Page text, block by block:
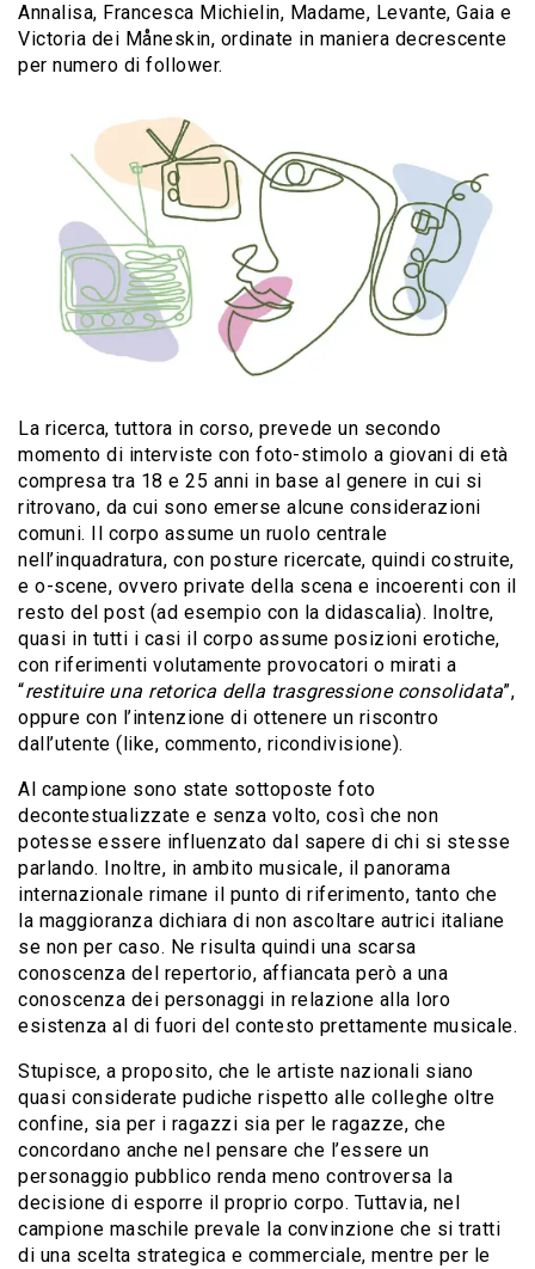
Annalisa, Francesca Michielin, Madame, Levante, Gaia e
Victoria dei Måneskin, ordinate in maniera decrescente
per numero di follower.
La ricerca, tuttora in corso, prevede un secondo
momento di interviste con foto-stimolo a giovani di età
compresa tra 18 e 25 anni in base al genere in cui si
ritrovano, da cui sono emerse alcune considerazioni
comuni. Il corpo assume un ruolo centrale
nell’inquadratura, con posture ricercate, quindi costruite,
e o-scene, ovvero private della scena e incoerenti con il
resto del post (ad esempio con la didascalia). Inoltre,
quasi in tutti i casi il corpo assume posizioni erotiche,
con riferimenti volutamente provocatori o mirati a
“restituire una retorica della trasgressione consolidata”,
oppure con l’intenzione di ottenere un riscontro
dall’utente (like, commento, ricondivisione).
Al campione sono state sottoposte foto
decontestualizzate e senza volto, così che non
potesse essere influenzato dal sapere di chi si stesse
parlando. Inoltre, in ambito musicale, il panorama
internazionale rimane il punto di riferimento, tanto che
la maggioranza dichiara di non ascoltare autrici italiane
se non per caso. Ne risulta quindi una scarsa
conoscenza del repertorio, affiancata però a una
conoscenza dei personaggi in relazione alla loro
esistenza al di fuori del contesto prettamente musicale.
Stupisce, a proposito, che le artiste nazionali siano
quasi considerate pudiche rispetto alle colleghe oltre
confine, sia per i ragazzi sia per le ragazze, che
concordano anche nel pensare che l’essere un
personaggio pubblico renda meno controversa la
decisione di esporre il proprio corpo. Tuttavia, nel
campione maschile prevale la convinzione che si tratti
di una scelta strategica e commerciale, mentre per le